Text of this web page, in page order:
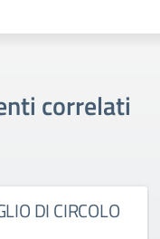
correlati
DI CIRCOLO